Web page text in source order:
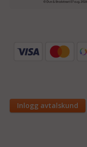
Inlogg avtalskund